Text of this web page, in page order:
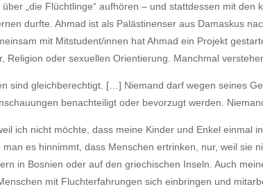
„die Flüchtlinge“ aufhören – und stattdessen mit
durfte. Ahmad ist als Palästinenser aus Damaskus
mit Mitstudent/innen hat Ahmad ein Projekt
Religion oder sexuellen Orientierung. Manchmal
sind gleichberechtigt. […] Niemand darf wegen seines
benachteiligt oder bevorzugt werden.
ich nicht möchte, dass meine Kinder und Enkel
es hinnimmt, dass Menschen ertrinken, nur, weil sie
in Bosnien oder auf den griechischen Inseln. Auch
mit Fluchterfahrungen sich einbringen und